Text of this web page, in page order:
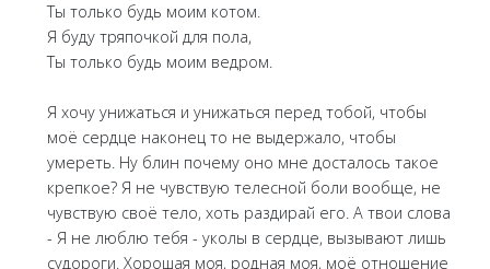
Ты только будь моим котом.
Я буду тряпочкой для пола,
Ты только будь моим ведром.
Я хочу унижаться и унижаться перед тобой, чтобы
моё сердце наконец то не выдержало, чтобы
умереть. Ну блин почему оно мне досталось такое
крепкое? Я не чувствую телесной боли вообще, не
чувствую своё тело, хоть раздирай его. А твои слова
- Я не люблю тебя - уколы в сердце, вызывают лишь
судороги. Хорошая моя, родная моя, моё отношение